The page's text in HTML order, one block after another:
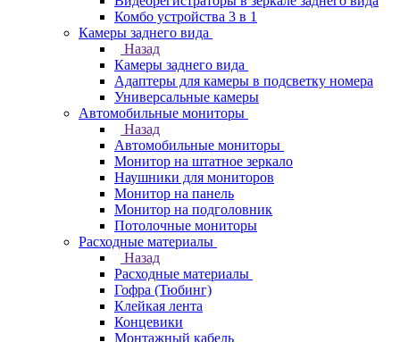
Комбо устройства 3 в 1
Камеры заднего вида
Назад
Камеры заднего вида
Адаптеры для камеры в подсветку номера
Универсальные камеры
Автомобильные мониторы
Назад
Автомобильные мониторы
Монитор на штатное зеркало
Наушники для мониторов
Монитор на панель
Монитор на подголовник
Потолочные мониторы
Расходные материалы
Назад
Расходные материалы
Гофра (Тюбинг)
Клейкая лента
Концевики
Монтажный кабель